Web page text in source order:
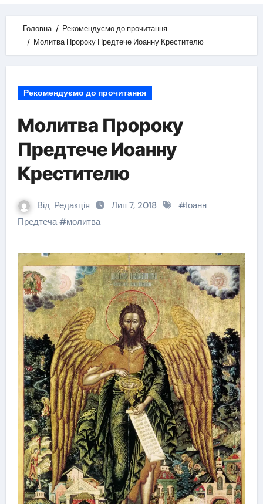
Головна
Рекомендуємо до прочитання
Молитва Пророку Предтече Иоанну Крестителю
Рекомендуємо до прочитання
Молитва Пророку
Предтече Иоанну
Крестителю
Від Редакція Лип 7, 2018 #Іоанн
Предтеча#молитва